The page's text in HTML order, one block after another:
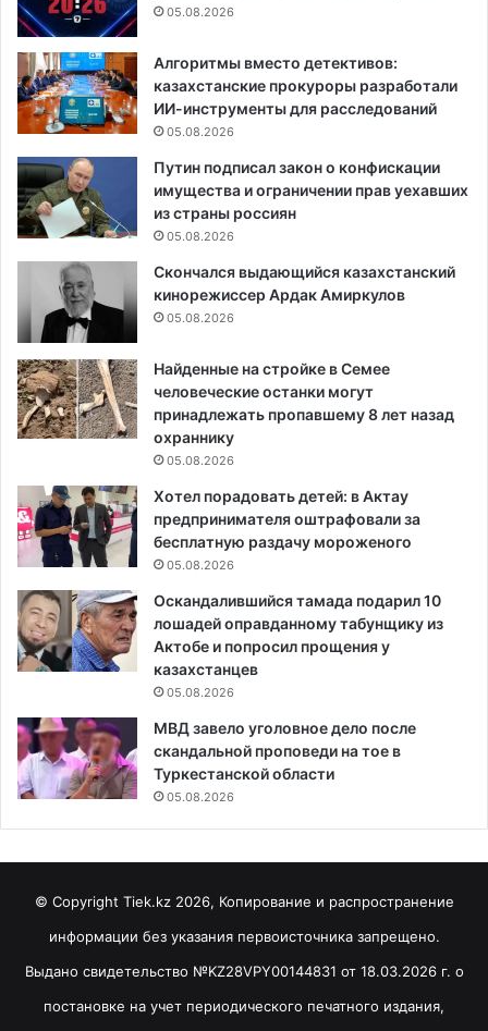
05.08.2026
Алгоритмы вместо детективов:
казахстанские прокуроры разработали
ИИ-инструменты для расследований
05.08.2026
Путин подписал закон о конфискации
имущества и ограничении прав уехавших
из страны россиян
05.08.2026
Скончался выдающийся казахстанский
кинорежиссер Ардак Амиркулов
05.08.2026
Найденные на стройке в Семее
человеческие останки могут
принадлежать пропавшему 8 лет назад
охраннику
05.08.2026
Хотел порадовать детей: в Актау
предпринимателя оштрафовали за
бесплатную раздачу мороженого
05.08.2026
Оскандалившийся тамада подарил 10
лошадей оправданному табунщику из
Актобе и попросил прощения у
казахстанцев
05.08.2026
МВД завело уголовное дело после
скандальной проповеди на тое в
Туркестанской области
05.08.2026
© Copyright Tiek.kz 2026, Копирование и распространение
информации без указания первоисточника запрещено.
Выдано свидетельство №KZ28VPY00144831 от 18.03.2026 г. о
постановке на учет периодического печатного издания,